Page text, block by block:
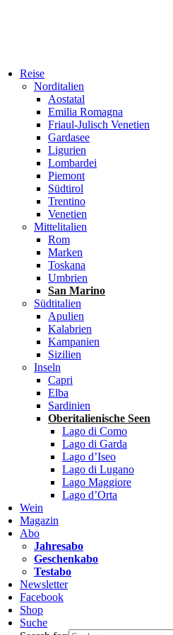
Reise
Norditalien
Aostatal
Emilia Romagna
Friaul-Julisch Venetien
Gardasee
Ligurien
Lombardei
Piemont
Südtirol
Trentino
Venetien
Mittelitalien
Rom
Marken
Toskana
Umbrien
San Marino
Südtitalien
Apulien
Kalabrien
Kampanien
Sizilien
Inseln
Capri
Elba
Sardinien
Oberitalienische Seen
Lago di Como
Lago di Garda
Lago d’Iseo
Lago di Lugano
Lago Maggiore
Lago d’Orta
Wein
Magazin
Abo
Jahresabo
Geschenkabo
Testabo
Newsletter
Facebook
Shop
Suche